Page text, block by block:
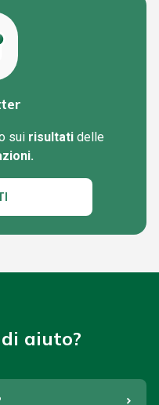
sui risultati delle
aiuto?